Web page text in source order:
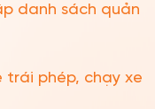
danh sách quản
trái phép, chạy xe